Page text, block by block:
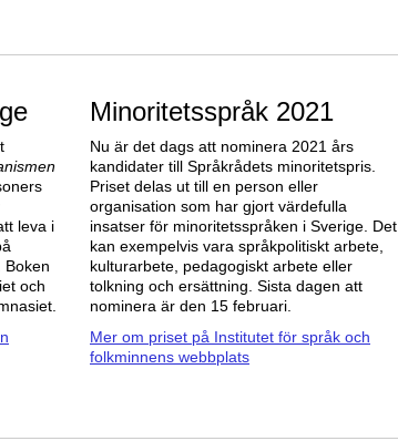
leva i
Boken
och
Minoritetsspråk 2021
Nu är det dags att nominera 2021 års
kandidater till Språkrådets minoritetspris.
Priset delas ut till en person eller
organisation som har gjort värdefulla
insatser för minoritetsspråken i Sverige. Det
kan exempelvis vara språkpolitiskt arbete,
kulturarbete, pedagogiskt arbete eller
tolkning och ersättning. Sista dagen att
nominera är den 15 februari.
Mer om priset på Institutet för språk och
folkminnens webbplats